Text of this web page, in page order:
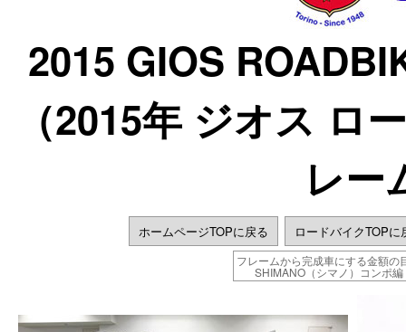
2015 GIOS
（2015年 ジオス ロ
レー
ホームページTOPに戻る ロードバイクTOPに
フレームから完成車にする金額の
SHIMANO（シマノ）コンポ編